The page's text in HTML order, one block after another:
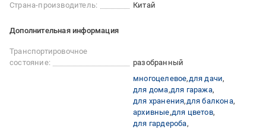
Страна-производитель:
Китай
Дополнительная информация
Транспортировочное
состояние:
разобранный
многоцелевое для дачи
для дома для гаража
для хранения для балкона
архивные для цветов
для гардероба